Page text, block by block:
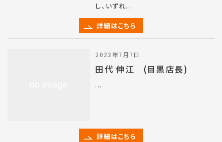
し、いずれ...
詳細はこちら
2023年7月7日
田代 伸江 (目黒店長)
...
詳細はこちら